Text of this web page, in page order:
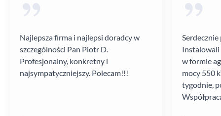
Najlepsza firma i najlepsi doradcy w
szczególności Pan Piotr D.
Profesjonalny, konkretny i
najsympatyczniejszy. Polecam!!!
Instalowali
w formie
mocy 550
tygodnie,